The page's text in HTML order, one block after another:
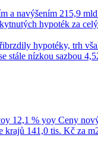
a navýšením 215,9
hypoték za
hypotéky, trh
stále nízkou sazbou
12,1 % yoy Ceny
krajů 141,0 tis. Kč za